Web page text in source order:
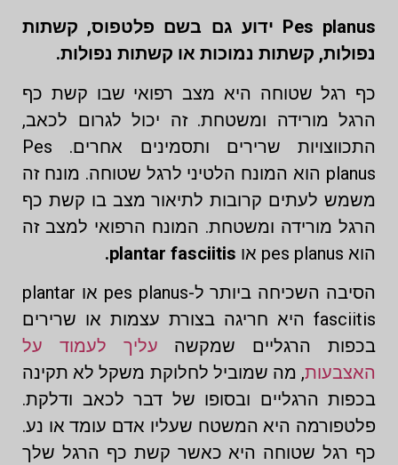
Pes planus ידוע גם בשם פלטפוס, קשתות
נפולות, קשתות נמוכות או קשתות נפולות.
כף רגל שטוחה היא מצב רפואי שבו קשת כף
הרגל מורידה ומשטחת. זה יכול לגרום לכאב,
התכווצויות שרירים ותסמינים אחרים. Pes
planus הוא המונח הלטיני לרגל שטוחה. מונח זה
משמש לעתים קרובות לתיאור מצב בו קשת כף
הרגל מורידה ומשטחת. המונח הרפואי למצב זה
הוא pes planus או
plantar fasciitis.
הסיבה השכיחה ביותר ל-pes planus או plantar
fasciitis היא חריגה בצורת עצמות או שרירים
בכפות הרגליים שמקשה עליך לעמוד על
האצבעות, מה שמוביל לחלוקת משקל לא תקינה
בכפות הרגליים ובסופו של דבר לכאב ודלקת.
פלטפורמה היא המשטח שעליו אדם עומד או נע.
כף רגל שטוחה היא כאשר קשת כף הרגל שלך